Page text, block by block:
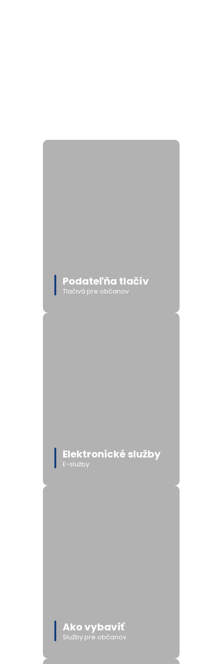
Podateľňa tlačív
Tlačivá pre občanov
Elektronické služby
E-služby
Ako vybaviť
Služby pre občanov